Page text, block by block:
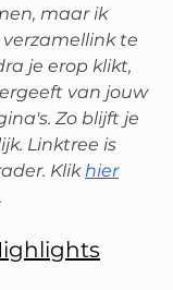
maar ik
te
je erop klikt,
van jouw
Zo blijft je
Linktree is
Klik hier